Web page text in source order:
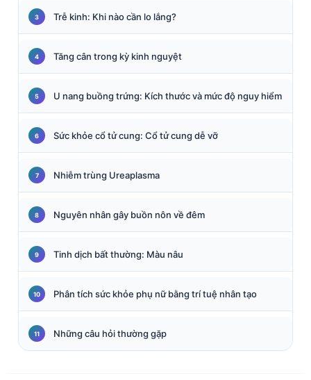
Trễ kinh: Khi nào cần lo lắng?
Tăng cân trong kỳ kinh nguyệt
U nang buồng trứng: Kích thước và mức độ nguy hiểm
Sức khỏe cổ tử cung: Cổ tử cung dễ vỡ
Nhiễm trùng Ureaplasma
Nguyên nhân gây buồn nôn về đêm
Tinh dịch bất thường: Màu nâu
Phân tích sức khỏe phụ nữ bằng trí tuệ nhân tạo
Những câu hỏi thường gặp